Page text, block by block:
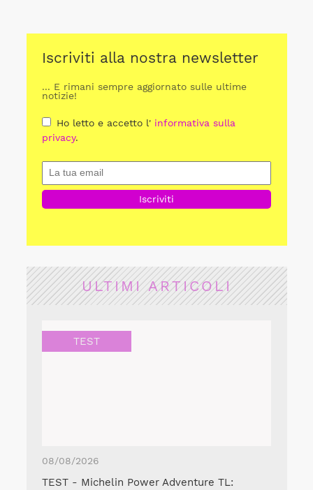
Iscriviti alla nostra newsletter
... E rimani sempre aggiornato sulle ultime
notizie!
Ho letto e accetto l' informativa sulla
privacy.
ULTIMI ARTICOLI
TEST
08/08/2026
TEST - Michelin Power Adventure TL: